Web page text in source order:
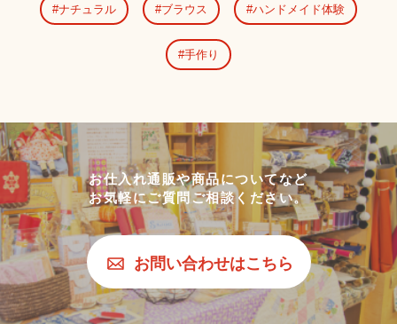
ナチュラル ブラウス ハンドメイド体験
手作り
お仕入れ通販や商品についてなど
お気軽にご質問ご相談ください。
お問い合わせはこちら